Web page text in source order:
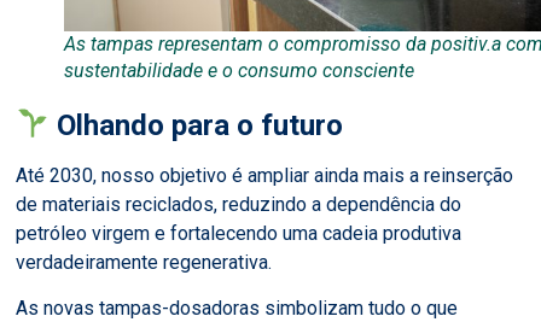
As tampas representam o compromisso da positiv.a
sustentabilidade e o consumo consciente
Olhando para o futuro
Até 2030, nosso objetivo é ampliar ainda mais a reinserção
de materiais reciclados, reduzindo a dependência do
petróleo virgem e fortalecendo uma cadeia produtiva
verdadeiramente regenerativa.
As novas tampas-dosadoras simbolizam tudo o que